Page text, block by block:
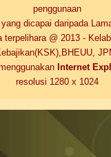
penggunaan
dicapai daripada
terpelihara @ 2013 -
Internet
resolusi 1280 x 1024